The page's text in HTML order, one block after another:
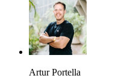
Artur Portella